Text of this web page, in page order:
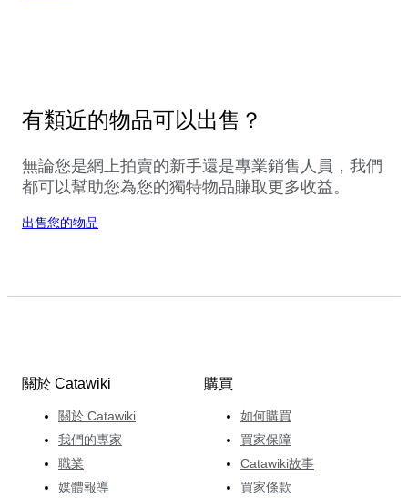
有類近的物品可以出售？
無論您是網上拍賣的新手還是專業銷售人員，我們
都可以幫助您為您的獨特物品賺取更多收益。
出售您的物品
關於 Catawiki
關於 Catawiki
我們的專家
職業
媒體報導
購買
如何購買
買家保障
Catawiki故事
買家條款